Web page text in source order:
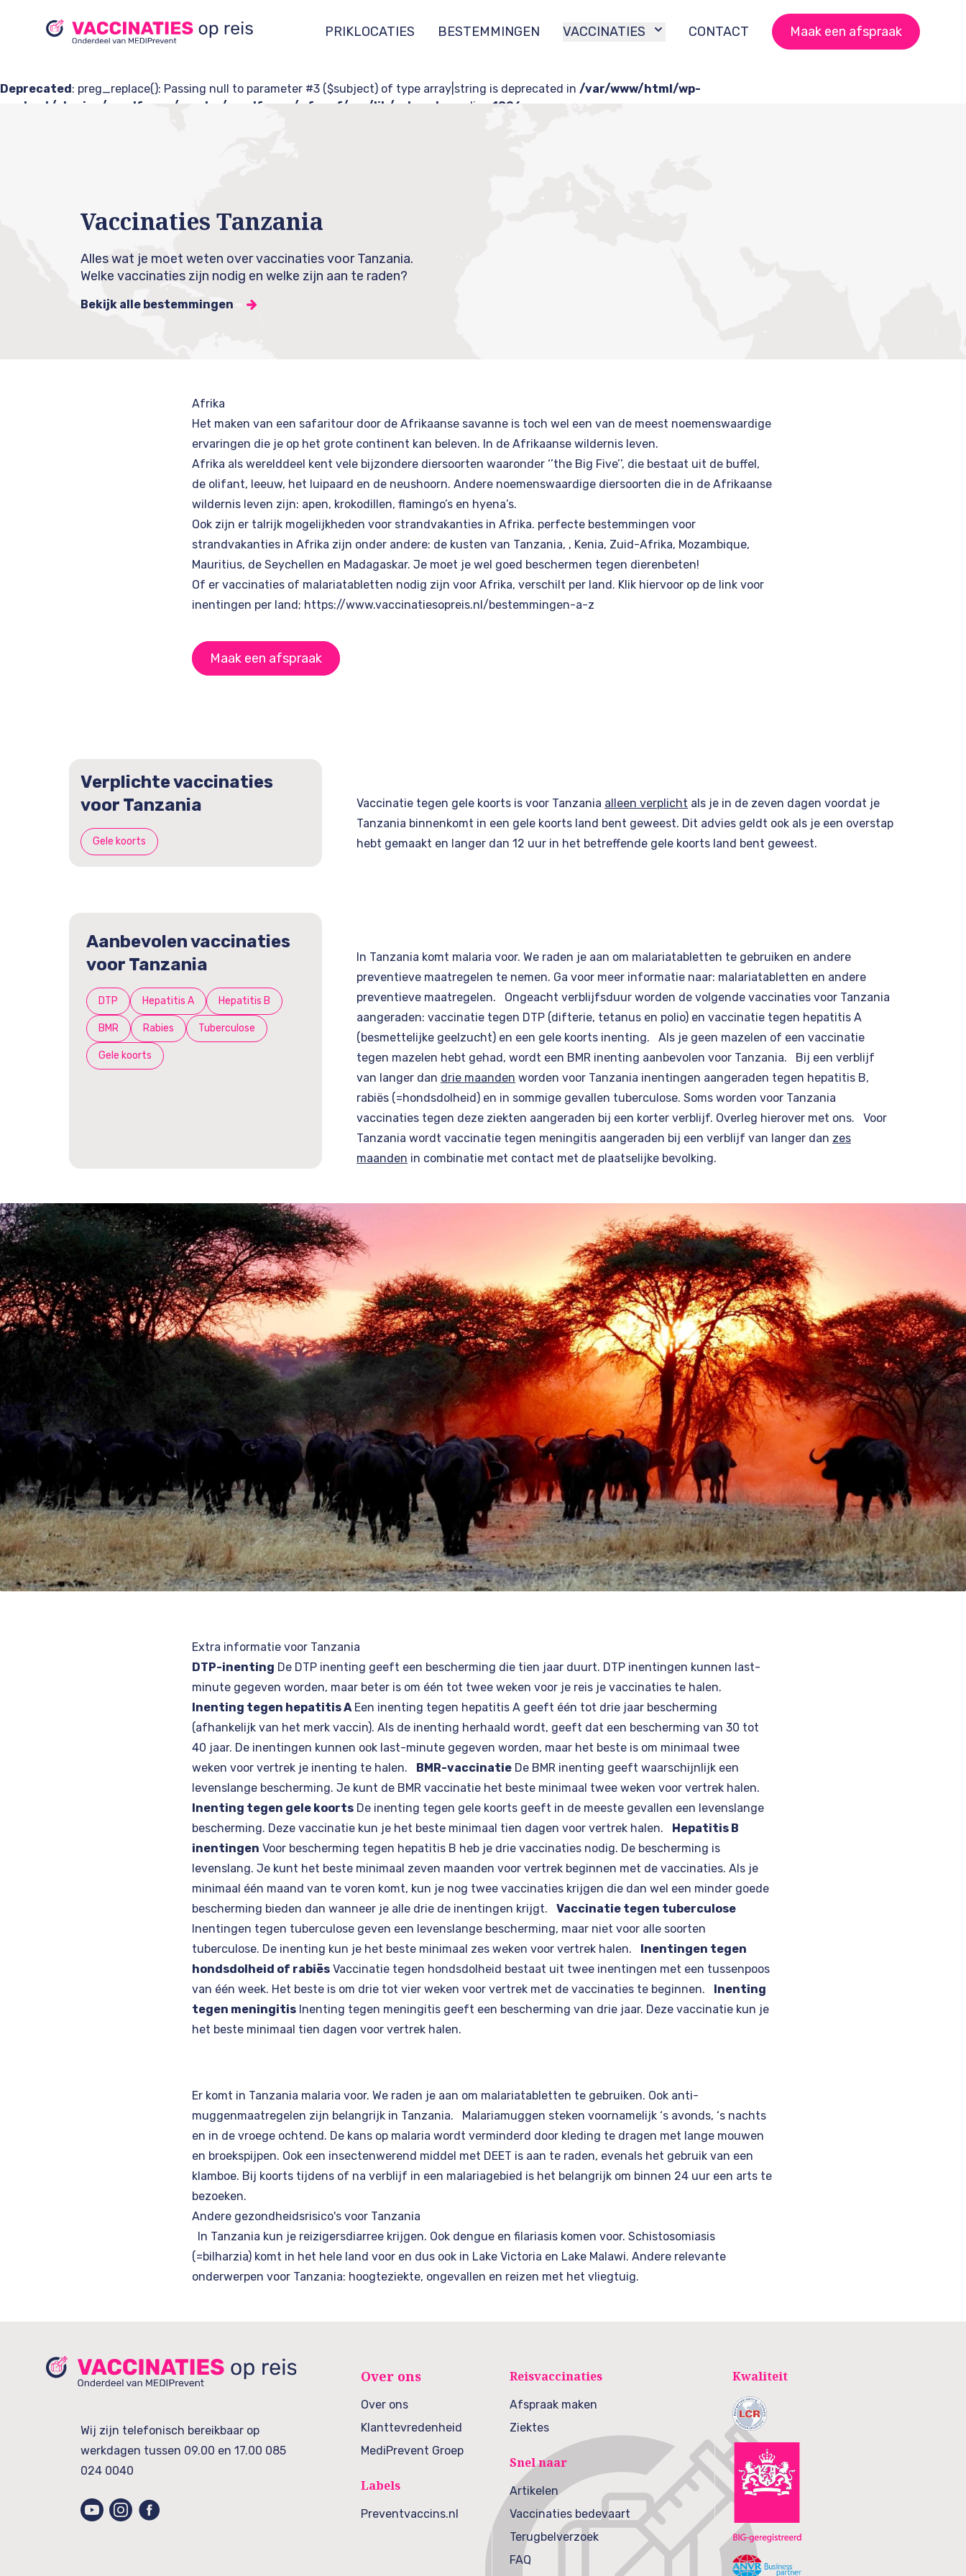
Deprecated: preg_replace(): Passing null to parameter #3 ($subject) of type array|string is deprecated in /var/www/html/wp-
content/plugins/wordfence/vendor/wordfence/wf-waf/src/lib/rules.php
on line 1896
PRIKLOCATIES BESTEMMINGEN VACCINATIES CONTACT Maak een afspraak
Vaccinaties Tanzania
Alles wat je moet weten over vaccinaties voor Tanzania.
Welke vaccinaties zijn nodig en welke zijn aan te raden?
Bekijk alle bestemmingen
Afrika
Het maken van een safaritour door de Afrikaanse savanne is toch wel een van de meest noemenswaardige
ervaringen die je op het grote continent kan beleven. In de Afrikaanse wildernis leven.
Afrika als werelddeel kent vele bijzondere diersoorten waaronder ‘’the Big Five’’, die bestaat uit de buffel,
de olifant, leeuw, het luipaard en de neushoorn. Andere noemenswaardige diersoorten die in de Afrikaanse
wildernis leven zijn: apen, krokodillen, flamingo’s en hyena’s.
Ook zijn er talrijk mogelijkheden voor strandvakanties in Afrika. perfecte bestemmingen voor
strandvakanties in Afrika zijn onder andere: de kusten van Tanzania, , Kenia, Zuid-Afrika, Mozambique,
Mauritius, de Seychellen en Madagaskar. Je moet je wel goed beschermen tegen dierenbeten!
Of er vaccinaties of malariatabletten nodig zijn voor Afrika, verschilt per land. Klik hiervoor op de link voor
inentingen per land; https://www.vaccinatiesopreis.nl/bestemmingen-a-z
Maak een afspraak
Verplichte vaccinaties
voor Tanzania
Gele koorts
Vaccinatie tegen gele koorts is voor Tanzania alleen verplicht als je in de zeven dagen voordat je
Tanzania binnenkomt in een gele koorts land bent geweest. Dit advies geldt ook als je een overstap
hebt gemaakt en langer dan 12 uur in het betreffende gele koorts land bent geweest.
Aanbevolen vaccinaties
voor Tanzania
DTP Hepatitis A Hepatitis B
BMR Rabies Tuberculose
Gele koorts
In Tanzania komt malaria voor. We raden je aan om malariatabletten te gebruiken en andere
preventieve maatregelen te nemen. Ga voor meer informatie naar: malariatabletten en andere
preventieve maatregelen. Ongeacht verblijfsduur worden de volgende vaccinaties voor Tanzania
aangeraden: vaccinatie tegen DTP (difterie, tetanus en polio) en vaccinatie tegen hepatitis A
(besmettelijke geelzucht) en een gele koorts inenting. Als je geen mazelen of een vaccinatie
tegen mazelen hebt gehad, wordt een BMR inenting aanbevolen voor Tanzania. Bij een verblijf
van langer dan drie maanden worden voor Tanzania inentingen aangeraden tegen hepatitis B,
rabiës (=hondsdolheid) en in sommige gevallen tuberculose. Soms worden voor Tanzania
vaccinaties tegen deze ziekten aangeraden bij een korter verblijf. Overleg hierover met ons. Voor
Tanzania wordt vaccinatie tegen meningitis aangeraden bij een verblijf van langer dan zes
maanden in combinatie met contact met de plaatselijke bevolking.
Extra informatie voor Tanzania
DTP-inenting De DTP inenting geeft een bescherming die tien jaar duurt. DTP inentingen kunnen last-
minute gegeven worden, maar beter is om één tot twee weken voor je reis je vaccinaties te halen.
Inenting tegen hepatitis AEen inenting tegen hepatitis A geeft één tot drie jaar bescherming
(afhankelijk van het merk vaccin). Als de inenting herhaald wordt, geeft dat een bescherming van 30 tot
40 jaar. De inentingen kunnen ook last-minute gegeven worden, maar het beste is om minimaal twee
weken voor vertrek je inenting te halen. BMR-vaccinatieDe BMR inenting geeft waarschijnlijk een
levenslange bescherming. Je kunt de BMR vaccinatie het beste minimaal twee weken voor vertrek halen.
Inenting tegen gele koortsDe inenting tegen gele koorts geeft in de meeste gevallen een levenslange
bescherming. Deze vaccinatie kun je het beste minimaal tien dagen voor vertrek halen. Hepatitis B
inentingen Voor bescherming tegen hepatitis B heb je drie vaccinaties nodig. De bescherming is
levenslang. Je kunt het beste minimaal zeven maanden voor vertrek beginnen met de vaccinaties. Als je
minimaal één maand van te voren komt, kun je nog twee vaccinaties krijgen die dan wel een minder goede
bescherming bieden dan wanneer je alle drie de inentingen krijgt. Vaccinatie tegen tuberculose
Inentingen tegen tuberculose geven een levenslange bescherming, maar niet voor alle soorten
tuberculose. De inenting kun je het beste minimaal zes weken voor vertrek halen. Inentingen tegen
hondsdolheid of rabiësVaccinatie tegen hondsdolheid bestaat uit twee inentingen met een tussenpoos
van één week. Het beste is om drie tot vier weken voor vertrek met de vaccinaties te beginnen. Inenting
tegen meningitisInenting tegen meningitis geeft een bescherming van drie jaar. Deze vaccinatie kun je
het beste minimaal tien dagen voor vertrek halen.
Er komt in Tanzania malaria voor. We raden je aan om malariatabletten te gebruiken. Ook anti-
muggenmaatregelen zijn belangrijk in Tanzania. Malariamuggen steken voornamelijk ‘s avonds, ‘s nachts
en in de vroege ochtend. De kans op malaria wordt verminderd door kleding te dragen met lange mouwen
en broekspijpen. Ook een insectenwerend middel met DEET is aan te raden, evenals het gebruik van een
klamboe. Bij koorts tijdens of na verblijf in een malariagebied is het belangrijk om binnen 24 uur een arts te
bezoeken.
Andere gezondheidsrisico's voor Tanzania
In Tanzania kun je reizigersdiarree krijgen. Ook dengue en filariasis komen voor. Schistosomiasis
(=bilharzia) komt in het hele land voor en dus ook in Lake Victoria en Lake Malawi. Andere relevante
onderwerpen voor Tanzania: hoogteziekte, ongevallen en reizen met het vliegtuig.
Wij zijn telefonisch bereikbaar op
werkdagen tussen 09.00 en 17.00 085
024 0040
Over ons
Over ons
Klanttevredenheid
MediPrevent Groep
Labels
Preventvaccins.nl
Reisvaccinaties
Afspraak maken
Ziektes
Snel naar
Artikelen
Vaccinaties bedevaart
Terugbelverzoek
FAQ
Kwaliteit